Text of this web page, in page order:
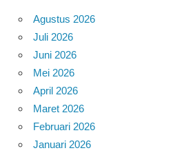
Agustus 2026
Juli 2026
Juni 2026
Mei 2026
April 2026
Maret 2026
Februari 2026
Januari 2026